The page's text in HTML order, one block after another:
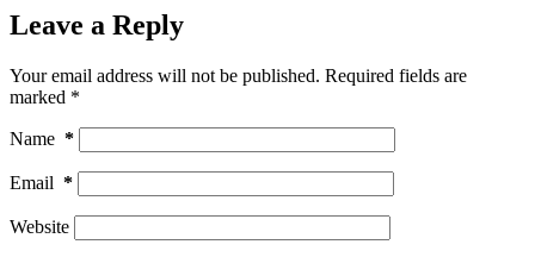
Leave a Reply
Your email address will not be published. Required fields are
marked *
Name *
Email *
Website